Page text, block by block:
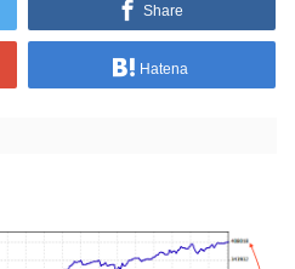
Share
Hatena